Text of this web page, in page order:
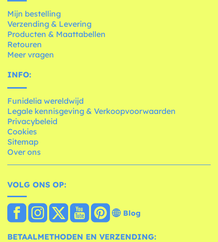
Mijn bestelling
Verzending & Levering
Producten & Maattabellen
Retouren
Meer vragen
INFO:
Funidelia wereldwijd
Legale kennisgeving & Verkoopvoorwaarden
Privacybeleid
Cookies
Sitemap
Over ons
VOLG ONS OP:
Blog
BETAALMETHODEN EN VERZENDING: